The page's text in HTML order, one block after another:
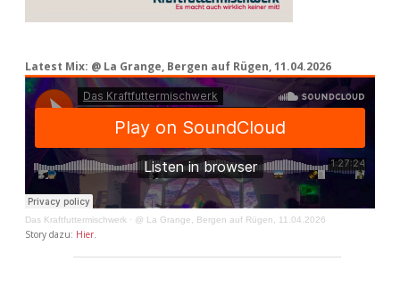
Latest Mix: @ La Grange, Bergen auf Rügen, 11.04.2026
Das Kraftfuttermischwerk · @ La Grange, Bergen auf Rügen, 11.04.2026
Story dazu: Hier.